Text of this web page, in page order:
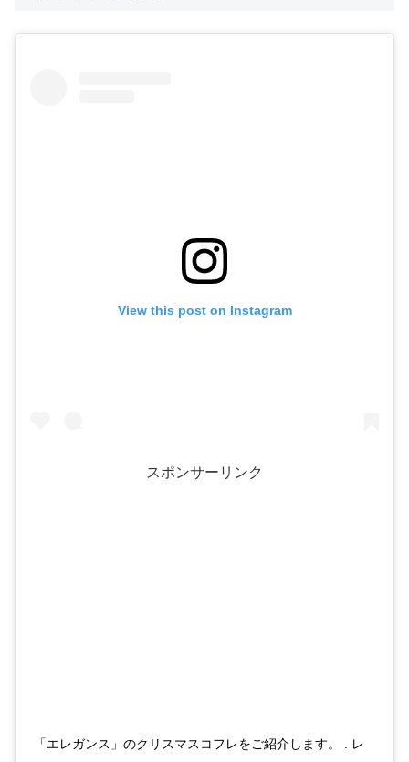
View this post on Instagram
スポンサーリンク
「エレガンス」のクリスマスコフレをご紹介します。 . レ